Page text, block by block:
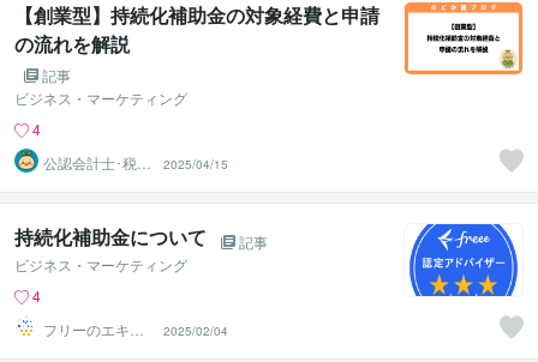
【創業型】持続化補助金の対象経費と申請
の流れを解説
記事
ビジネス・マーケティング
4
公認会計士･税理
士･行政書士 の
どか屋
2025/04/15
持続化補助金について
記事
ビジネス・マーケティング
4
フリーのエキス
パート
2025/02/04